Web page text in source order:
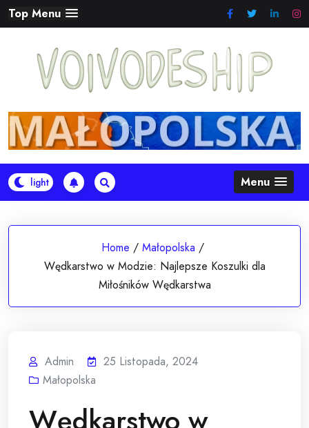
Skip
to
Top Menu
Menu
Home / Małopolska /
Wędkarstwo w Modzie: Najlepsze Koszulki dla
Miłośników Wędkarstwa
Admin
25 Listopada, 2024
Małopolska